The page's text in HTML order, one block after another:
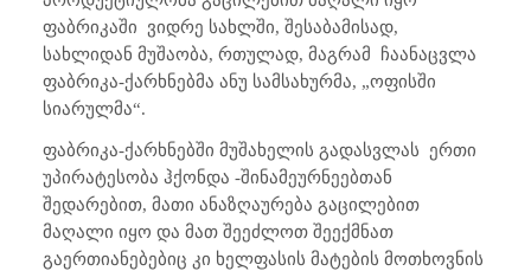
ფაბრიკაში ვიდრე სახლში, შესაბამისად,
სახლიდან მუშაობა, რთულად, მაგრამ ჩაანაცვლა
ფაბრიკა-ქარხნებმა ანუ სამსახურმა, „ოფისში
სიარულმა“.
ფაბრიკა-ქარხნებში მუშახელის გადასვლას ერთი
უპირატესობა ჰქონდა -შინამეურნეებთან
შედარებით, მათი ანაზღაურება გაცილებით
მაღალი იყო და მათ შეეძლოთ შეექმნათ
გაერთიანებებიც კი ხელფასის მატების მოთხოვნის